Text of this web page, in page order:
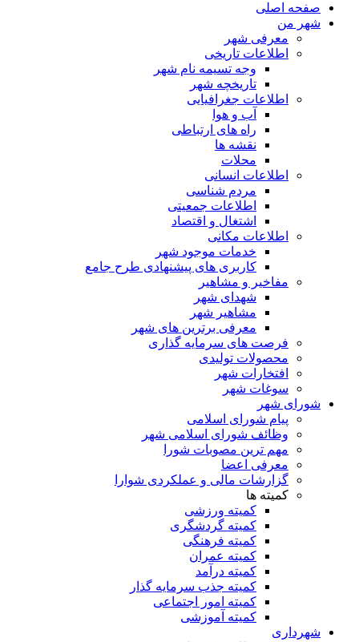
صفحه اصلی
شهر من
معرفی شهر
اطلاعات تاریخی
وجه تسیمه نام شهر
تاریخچه شهر
اطلاعات جغرافیایی
آب و هوا
راه های ارتباطی
نقشه ها
محلات
اطلاعات انسانی
مردم شناسی
اطلاعات جمعیتی
اشتغال و اقتصاد
اطلاعات مکانی
خدمات موجود شهر
کاربری های پیشنهادی طرح جامع
مفاخیر و مشاهیر
شهدای شهر
مشاهیر شهر
معرفی برترین های شهر
فرصت های سرمایه گذاری
محصولات تولیدی
افتخارات شهر
سوغات شهر
شورای شهر
پیام شورای اسلامی
وظائف شورای اسلامی شهر
مهم ترین مصوبات شورا
معرفی اعضا
گزارشات مالی و عملکردی شوارا
کمیته ها
کمیته ورزشی
کمیته گردشگری
کمیته فرهنگی
کمیته عمران
کمیته درآمد
کمیته جذب سرمایه گذار
کمیته امور اجتماعی
کمیته آموزشی
شهرداری